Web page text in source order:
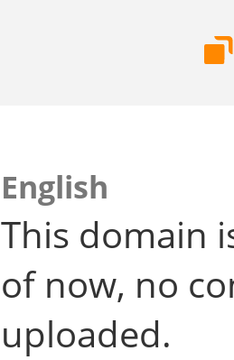
English
This domain
of now, no
uploaded.